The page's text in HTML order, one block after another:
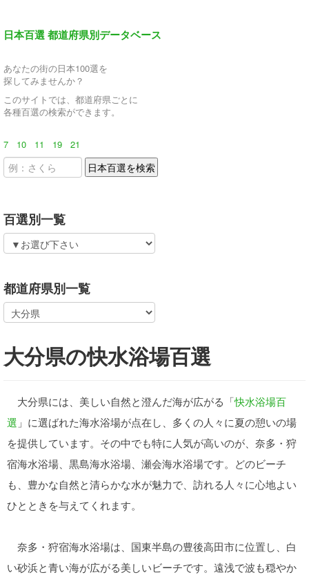
日本百選 都道府県別データベース
あなたの街の日本100選を
探してみませんか？
このサイトでは、都道府県ごとに
各種百選の検索ができます。
7 10 11 19 21
百選別一覧
都道府県別一覧
大分県の快水浴場百選
大分県には、美しい自然と澄んだ海が広がる「快水浴場百
選 」に選ばれた海水浴場が点在し、多くの人々に夏の憩いの場
を提供しています。その中でも特に人気が高いのが、奈多・狩
宿海水浴場、黒島海水浴場、瀬会海水浴場です。どのビーチ
も、豊かな自然と清らかな水が魅力で、訪れる人々に心地よい
ひとときを与えてくれます。
奈多・狩宿海水浴場は、国東半島の豊後高田市に位置し、白
い砂浜と青い海が広がる美しいビーチです。遠浅で波も穏やか